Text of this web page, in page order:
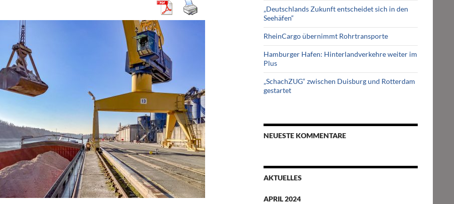
„Deutschlands Zukunft entscheidet sich in den
Seehäfen“
RheinCargo übernimmt Rohrtransporte
Hamburger Hafen: Hinterlandverkehre weiter im
Plus
„SchachZUG“ zwischen Duisburg und Rotterdam
gestartet
NEUESTE KOMMENTARE
AKTUELLES
APRIL 2024